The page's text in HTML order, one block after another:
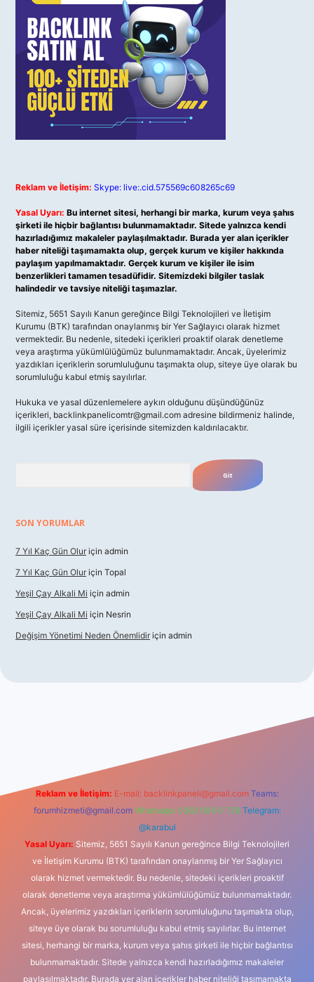
Reklam ve İletişim: Skype: live:.cid.575569c608265c69
Yasal Uyarı: Bu internet sitesi, herhangi bir marka, kurum veya şahıs
şirketi ile hiçbir bağlantısı bulunmamaktadır. Sitede yalnızca kendi
hazırladığımız makaleler paylaşılmaktadır. Burada yer alan içerikler
haber niteliği taşımamakta olup, gerçek kurum ve kişiler hakkında
paylaşım yapılmamaktadır. Gerçek kurum ve kişiler ile isim
benzerlikleri tamamen tesadüfidir. Sitemizdeki bilgiler taslak
halindedir ve tavsiye niteliği taşımazlar.
Sitemiz, 5651 Sayılı Kanun gereğince Bilgi Teknolojileri ve İletişim
Kurumu (BTK) tarafından onaylanmış bir Yer Sağlayıcı olarak hizmet
vermektedir. Bu nedenle, sitedeki içerikleri proaktif olarak denetleme
veya araştırma yükümlülüğümüz bulunmamaktadır. Ancak, üyelerimiz
yazdıkları içeriklerin sorumluluğunu taşımakta olup, siteye üye olarak bu
sorumluluğu kabul etmiş sayılırlar.
Hukuka ve yasal düzenlemelere aykırı olduğunu düşündüğünüz
içerikleri, backlinkpanelicomtr@gmail.com adresine bildirmeniz halinde,
ilgili içerikler yasal süre içerisinde sitemizden kaldırılacaktır.
SON YORUMLAR
7 Yıl Kaç Gün Olur için admin
7 Yıl Kaç Gün Olur için Topal
Yeşil Çay Alkali Mi için admin
Yeşil Çay Alkali Mi için Nesrin
Değişim Yönetimi Neden Önemlidir için admin
Reklam ve İletişim: E-mail: backlinkpaneli@gmail.com Teams:
forumhizmeti@gmail.com Whatsapp: 0262 606 0 726 Telegram:
@karabul
Yasal Uyarı: Sitemiz, 5651 Sayılı Kanun gereğince Bilgi Teknolojileri
ve İletişim Kurumu (BTK) tarafından onaylanmış bir Yer Sağlayıcı
olarak hizmet vermektedir. Bu nedenle, sitedeki içerikleri proaktif
olarak denetleme veya araştırma yükümlülüğümüz bulunmamaktadır.
Ancak, üyelerimiz yazdıkları içeriklerin sorumluluğunu taşımakta olup,
siteye üye olarak bu sorumluluğu kabul etmiş sayılırlar. Bu internet
sitesi, herhangi bir marka, kurum veya şahıs şirketi ile hiçbir bağlantısı
bulunmamaktadır. Sitede yalnızca kendi hazırladığımız makaleler
paylaşılmaktadır. Burada yer alan içerikler haber niteliği taşımamakta